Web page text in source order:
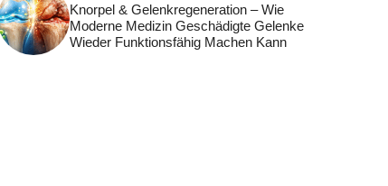
Knorpel & Gelenkregeneration – Wie
Moderne Medizin Geschädigte Gelenke
Wieder Funktionsfähig Machen Kann